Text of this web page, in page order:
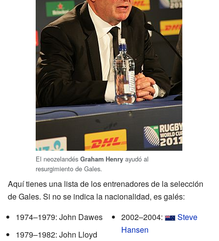
El neozelandés Graham Henry ayudó al
resurgimiento de Gales.
Aquí tienes una lista de los entrenadores de la selección
de Gales. Si no se indica la nacionalidad, es galés:
1974–1979: John Dawes
1979–1982: John Lloyd
2002–2004:
Steve
Hansen